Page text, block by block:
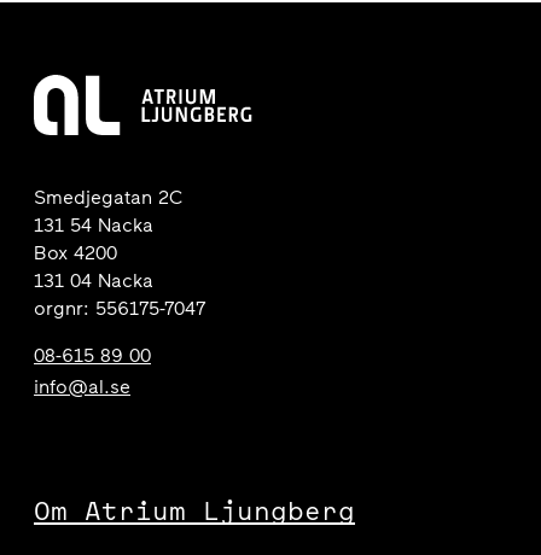
Smedjegatan 2C
131 54 Nacka
Box 4200
131 04 Nacka
orgnr: 556175-7047
08-615 89 00
info@al.se
Om Atrium Ljungberg